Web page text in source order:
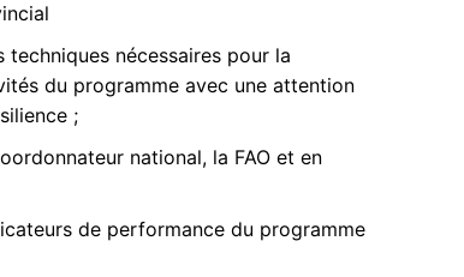
techniques nécessaires pour la
du programme avec une attention
;
national, la FAO et en
de performance du programme